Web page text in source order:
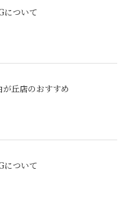
について
丘店のおすすめ
について